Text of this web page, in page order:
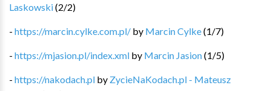
Laskowski(2/2)
- https://marcin.cylke.com.pl/ by Marcin Cylke(1/7)
- https://mjasion.pl/index.xml by Marcin Jasion(1/5)
- https://nakodach.pl by ZycieNaKodach.pl - Mateusz